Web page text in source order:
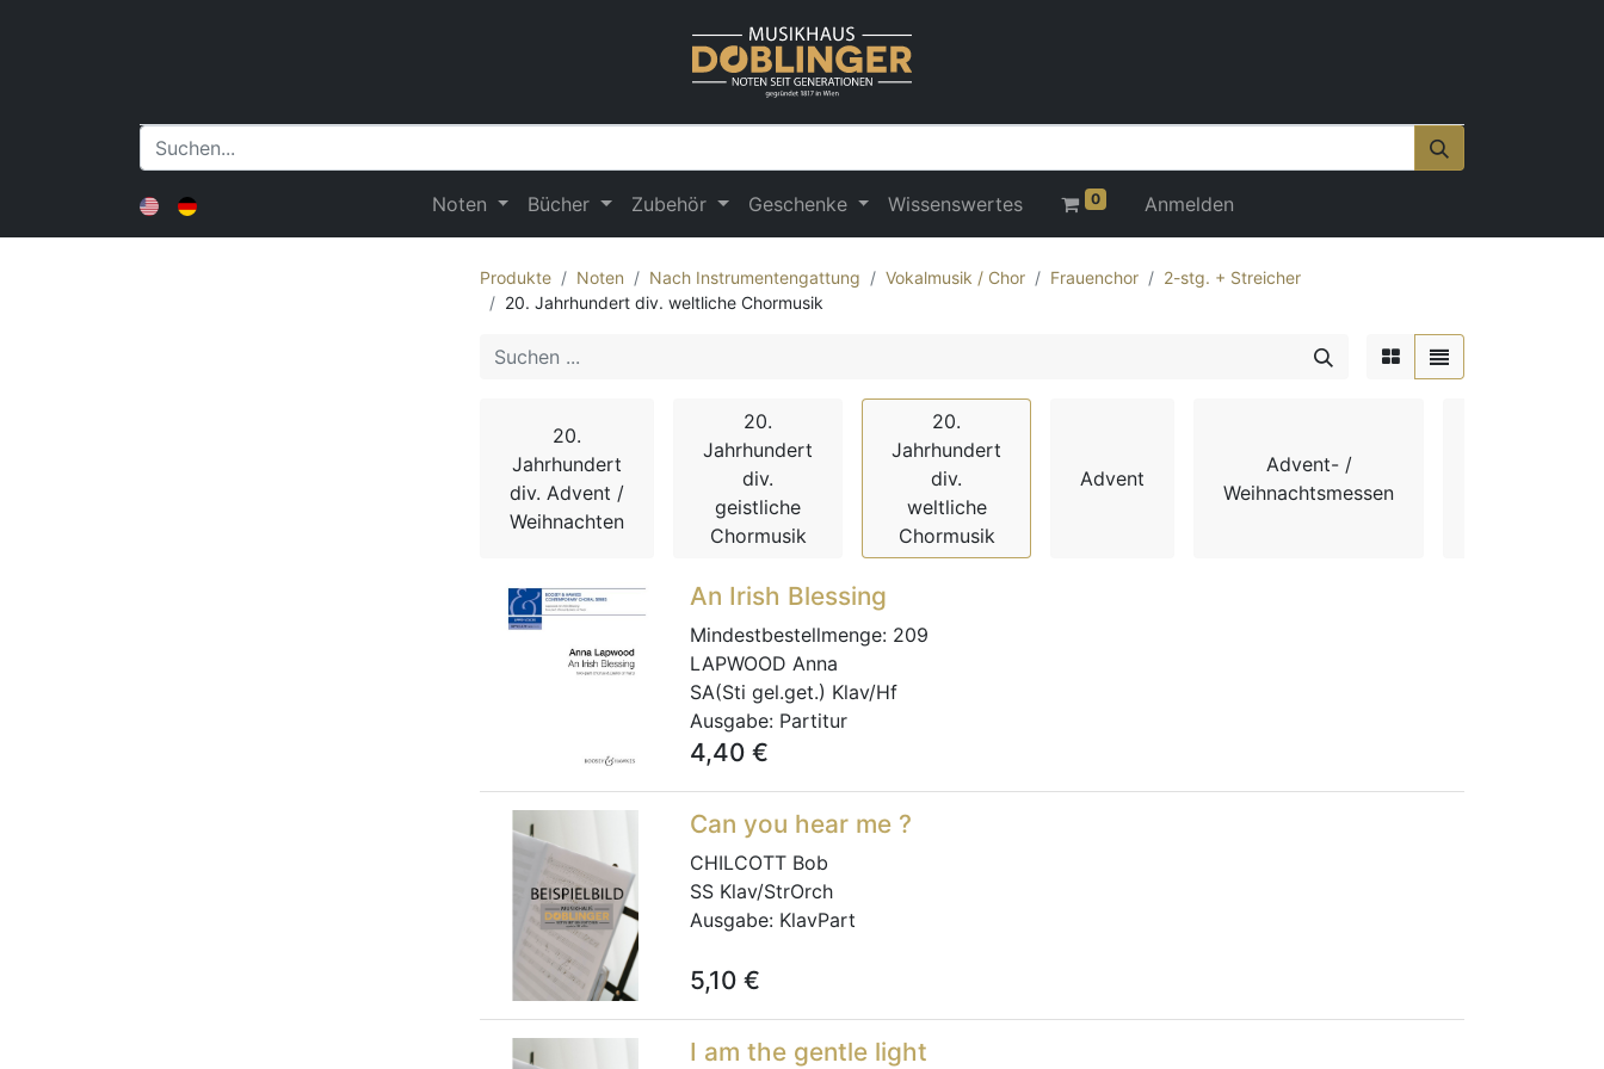
Noten Bücher Zubehör Geschenke Wissenswertes 0 Anmelden
Produkte Noten Nach Instrumentengattung Vokalmusik / Chor Frauenchor
2-stg. + Streicher
20. Jahrhundert div. weltliche Chormusik
20.
Jahrhundert
div. Advent /
Weihnachten
20.
Jahrhundert
div.
geistliche
Chormusik
20.
Jahrhundert
div.
weltliche
Chormusik
Advent
Advent- /
Weihnachtsmessen
An Irish Blessing
Mindestbestellmenge: 209
LAPWOOD Anna
SA(Sti gel.get.) Klav/Hf
Ausgabe: Partitur
4,40 €
Can you hear me ?
CHILCOTT Bob
SS Klav/StrOrch
Ausgabe: KlavPart
5,10 €
I am the gentle light